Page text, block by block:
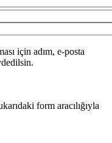
için adım, e-posta
form aracılığıyla